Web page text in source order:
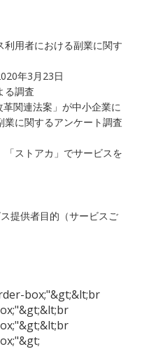
利用者における副業に関す
年3月23日
る調査
関連法案」が中小企業に
業に関するアンケート調査
「ストアカ」でサービスを
提供者目的（サービスご
box;"&gt;&lt;br